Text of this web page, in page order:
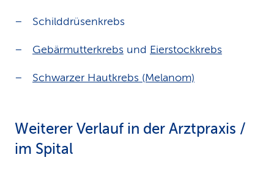
Schilddrüsenkrebs
Gebärmutterkrebs und Eierstockkrebs
Schwarzer Hautkrebs (Melanom)
Weiterer Verlauf in der Arztpraxis /
im Spital